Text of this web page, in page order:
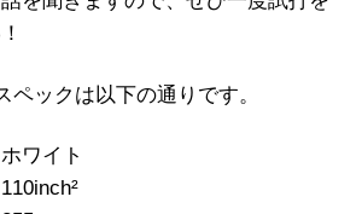
ペックは以下の通りです。
ワイト